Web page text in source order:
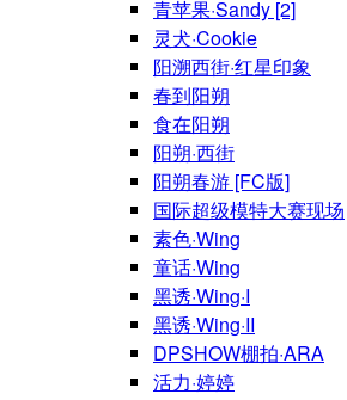
青苹果·Sandy [2]
灵犬·Cookie
阳溯西街·红星印象
春到阳朔
食在阳朔
阳朔·西街
阳朔春游 [FC版]
国际超级模特大赛现场
素色·Wing
童话·Wing
黑诱·Wing·I
黑诱·Wing·II
DPSHOW棚拍·ARA
活力·婷婷